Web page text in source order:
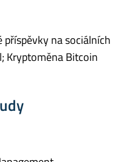
na sociálních
Kryptoměna Bitcoin